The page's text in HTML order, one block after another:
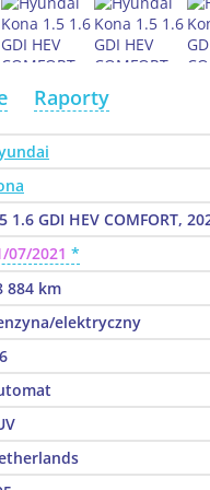
Raporty
1.6 GDI HEV COMFORT,
07/2021
884 km
elektryczny